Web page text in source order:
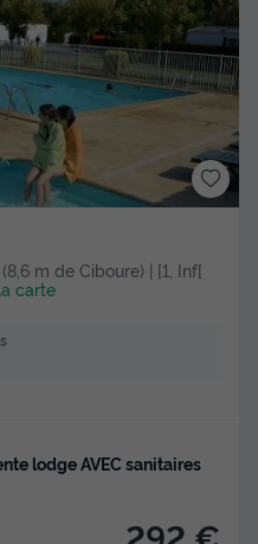
m de Ciboure) | [1, Inf[
carte
lodge AVEC sanitaires